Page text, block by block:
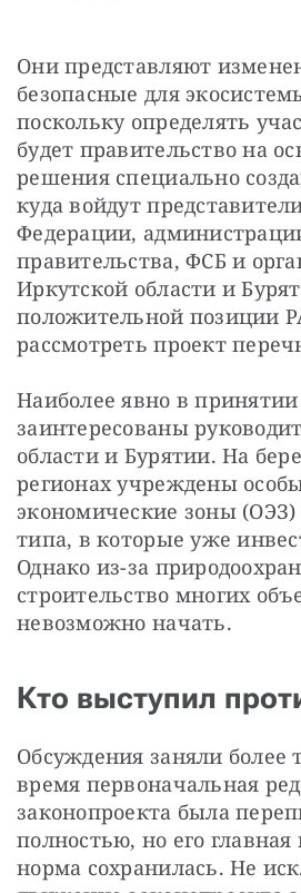
Они представляют
безопасные для
поскольку определять
будет правительство на
решения специально
куда войдут
Федерации,
правительства, ФСБ и
Иркутской области и
положительной позиции
рассмотреть проект
Наиболее явно в
заинтересованы
области и Бурятии. На
регионах учреждены
экономические зоны (ОЭЗ)
типа, в которые уже
Однако из-за
строительство многих
невозможно начать.
Кто выступил
Обсуждения заняли более
время первоначальная
законопроекта была
полностью, но его
норма сохранилась. Не